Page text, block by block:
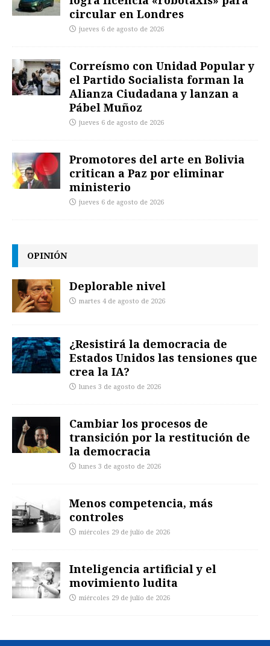
circular en Londres
jueves 6 de agosto de 2026
Correísmo con Unidad Popular y
el Partido Socialista forman la
Alianza Ciudadana y lanzan a
Pábel Muñoz
jueves 6 de agosto de 2026
Promotores del arte en Bolivia
critican a Paz por eliminar
ministerio
jueves 6 de agosto de 2026
OPINIÓN
Deplorable nivel
martes 4 de agosto de 2026
¿Resistirá la democracia de
Estados Unidos las tensiones que
crea la IA?
lunes 3 de agosto de 2026
Cambiar los procesos de
transición por la restitución de
la democracia
lunes 3 de agosto de 2026
Menos competencia, más
controles
miércoles 29 de julio de 2026
Inteligencia artificial y el
movimiento ludita
miércoles 29 de julio de 2026